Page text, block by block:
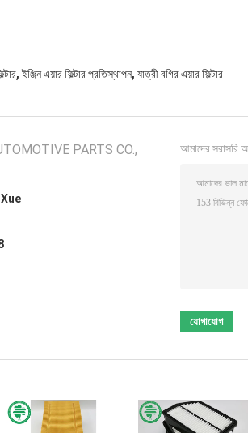
, ইঞ্জিন এয়ার ফিল্টার প্রতিস্থাপন, যাত্রী বগির এয়ার ফিল্টার
PARTS CO.,
আমাদের সরাসরি